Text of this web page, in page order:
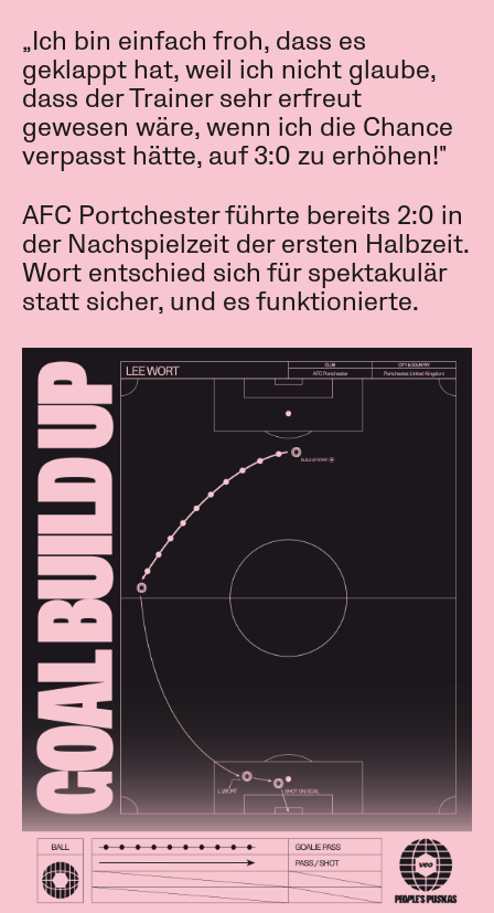
„Ich bin einfach froh, dass es
geklappt hat, weil ich nicht glaube,
dass der Trainer sehr erfreut
gewesen wäre, wenn ich die Chance
verpasst hätte, auf 3:0 zu erhöhen!"
AFC Portchester führte bereits 2:0 in
der Nachspielzeit der ersten Halbzeit.
Wort entschied sich für spektakulär
statt sicher, und es funktionierte.